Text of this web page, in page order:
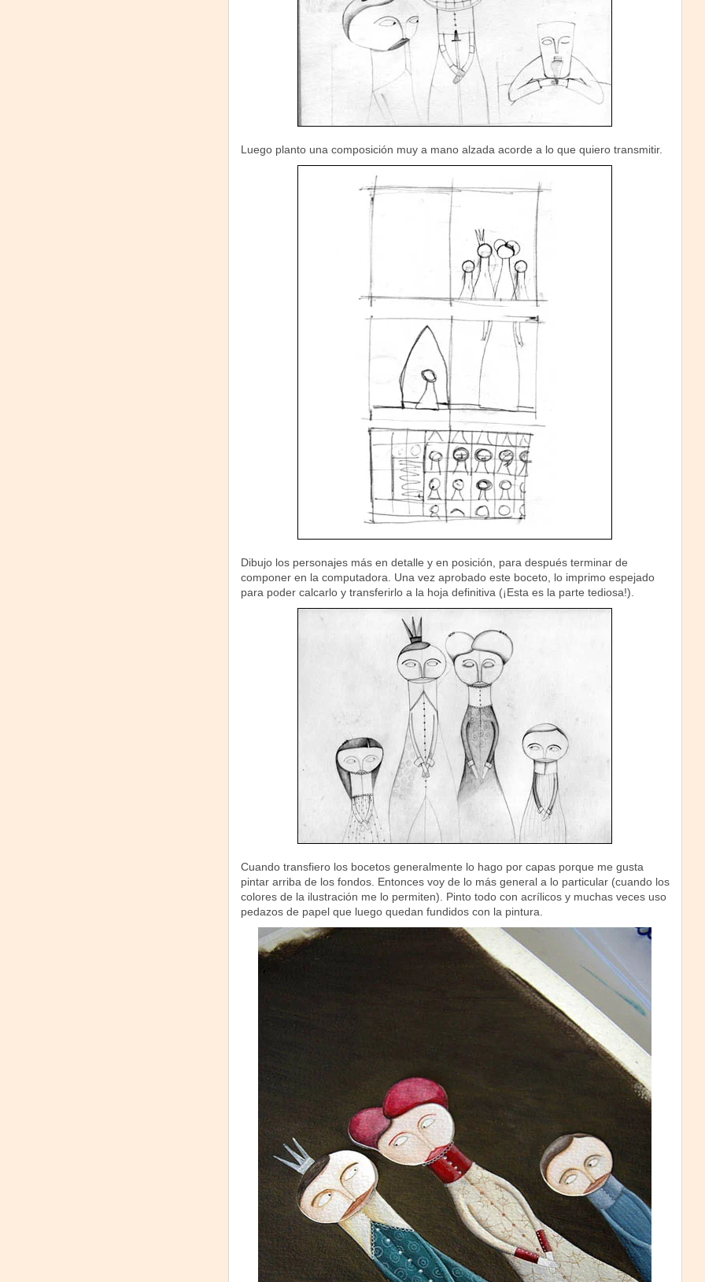
Luego planto una composición muy a mano alzada acorde a lo que quiero transmitir.
Dibujo los personajes más en detalle y en posición, para después terminar de
componer en la computadora. Una vez aprobado este boceto, lo imprimo espejado
para poder calcarlo y transferirlo a la hoja definitiva (¡Esta es la parte tediosa!).
Cuando transfiero los bocetos generalmente lo hago por capas porque me gusta
pintar arriba de los fondos. Entonces voy de lo más general a lo particular (cuando los
colores de la ilustración me lo permiten). Pinto todo con acrílicos y muchas veces uso
pedazos de papel que luego quedan fundidos con la pintura.